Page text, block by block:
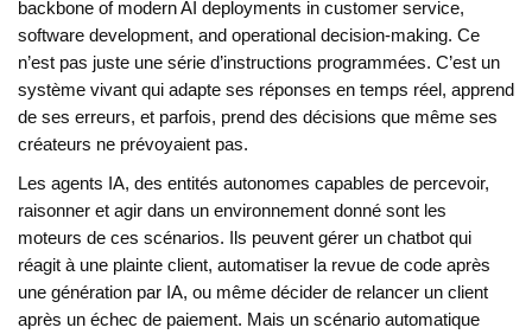
backbone of modern AI deployments in customer service,
software development, and operational decision-making. Ce
n’est pas juste une série d’instructions programmées. C’est un
système vivant qui adapte ses réponses en temps réel, apprend
de ses erreurs, et parfois, prend des décisions que même ses
créateurs ne prévoyaient pas.
Les agents IA, des entités autonomes capables de percevoir,
raisonner et agir dans un environnement donné sont les
moteurs de ces scénarios. Ils peuvent gérer un chatbot qui
réagit à une plainte client, automatiser la revue de code après
une génération par IA, ou même décider de relancer un client
après un échec de paiement. Mais un scénario automatique